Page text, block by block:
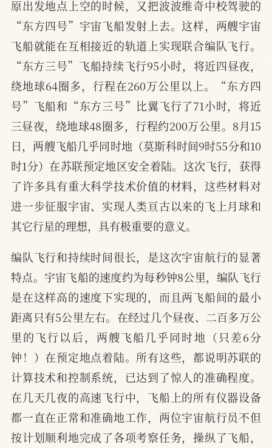
原出发地点上空的时候，又把波波维奇中校驾驶的
“东方四号”宇宙飞船发射上去。这样，两艘宇宙
飞船就能在互相接近的轨道上实现联合编队飞行。
“东方三号”飞船持续飞行95小时，将近四昼夜，
绕地球64圈多，行程在260万公里以上。“东方四
号”飞船和“东方三号”比翼飞行了71小时，将近
三昼夜，绕地球48圈多，行程约200万公里。8月15
日，两艘飞船几乎同时地（莫斯科时间9时55分和10
时1分）在苏联预定地区安全着陆。这次飞行，获得
了许多具有重大科学技术价值的材料，这些材料对
进一步征服宇宙、实现人类亘古以来的飞上月球和
其它行星的理想，具有极重要的意义。
编队飞行和持续时间很长，是这次宇宙航行的显著
特点。宇宙飞船的速度约为每秒钟8公里，编队飞行
是在这样高的速度下实现的，而且两飞船间的最小
距离只有5公里左右。在经过几个昼夜、二百多万公
里的飞行以后，两艘飞船几乎同时地（只差6分
钟！）在预定地点着陆。所有这些，都说明苏联的
计算技术和控制系统，已达到了惊人的准确程度。
在几天几夜的高速飞行中，飞船上的所有仪器设备
都一直在正常和准确地工作，两位宇宙航行员不但
按计划顺利地完成了各项考察任务，操纵了飞船，